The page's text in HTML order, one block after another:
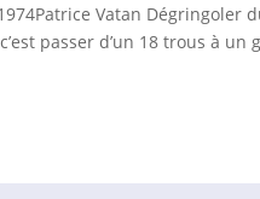
Vatan Dégringoler
passer d’un 18 trous à un